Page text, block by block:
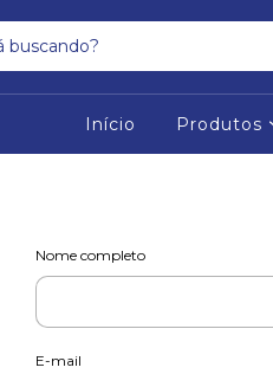
Início Produtos
Nome completo
E-mail